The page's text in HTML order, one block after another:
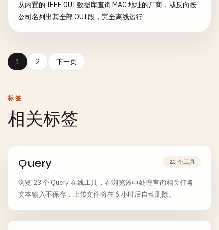
从内置的 IEEE OUI 数据库查询 MAC 地址的厂商，或反向按
公司名列出其全部 OUI 段，完全离线运行
1 2 下一页
标签
相关标签
Query 23 个工具
浏览 23 个 Query 在线工具，在浏览器中处理查询相关任务；
文本输入不保存，上传文件将在 6 小时后自动删除。